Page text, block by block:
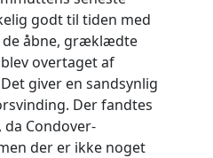
godt til tiden med
åbne, græklædte
overtaget af
giver en sandsynlig
Der fandtes
Condover-
der er ikke noget